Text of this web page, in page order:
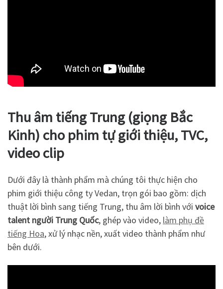
Thu âm tiếng Trung (giọng Bắc
Kinh) cho phim tự giới thiệu, TVC,
video clip
Dưới đây là thành phẩm mà chúng tôi thực hiện cho
phim giới thiệu công ty Vedan, trọn gói bao gồm: dịch
thuật lời bình sang tiếng Trung, thu âm lời bình với voice
talent người Trung Quốc, ghép vào video, làm phụ đề
tiếng Hoa, xử lý nhạc nền, xuất video thành phẩm như
bên dưới.